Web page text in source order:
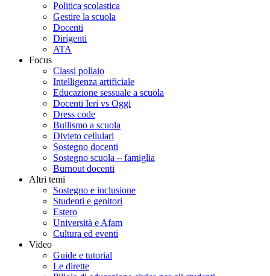
Politica scolastica
Gestire la scuola
Docenti
Dirigenti
ATA
Focus
Classi pollaio
Intelligenza artificiale
Educazione sessuale a scuola
Docenti Ieri vs Oggi
Dress code
Bullismo a scuola
Divieto cellulari
Sostegno docenti
Sostegno scuola – famiglia
Burnout docenti
Altri temi
Sostegno e inclusione
Studenti e genitori
Estero
Università e Afam
Cultura ed eventi
Video
Guide e tutorial
Le dirette